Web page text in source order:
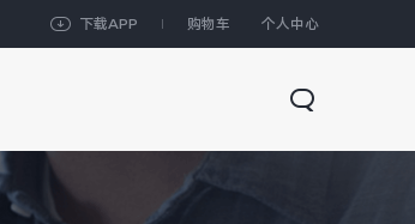
下载APP 购物车 个人中心